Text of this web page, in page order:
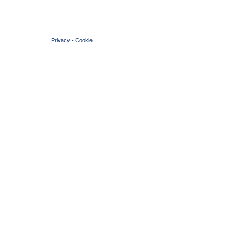
Privacy - Cookie